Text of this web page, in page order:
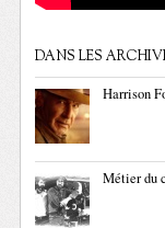
DANS LES
Harrison
Métier du